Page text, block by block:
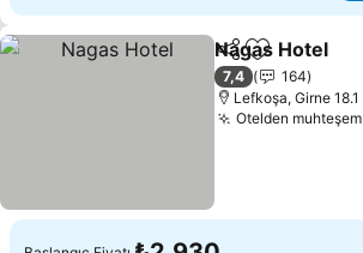
Paylaş
Nagas Hotel
7,4
164
Lefkoşa, Girne
Otelden